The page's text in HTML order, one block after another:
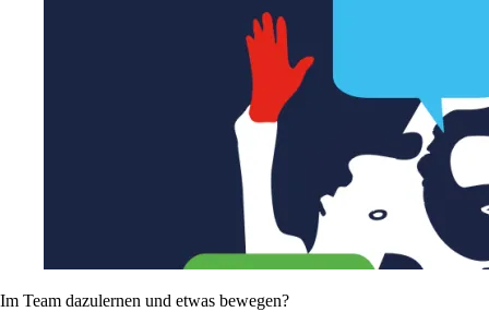
Im Team dazulernen und etwas bewegen?